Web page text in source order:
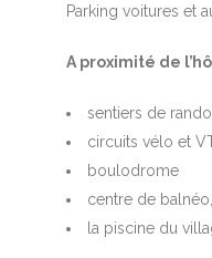
Parking voitures et
A proximité de
sentiers de
circuits vélo et
boulodrome
centre de
la piscine du